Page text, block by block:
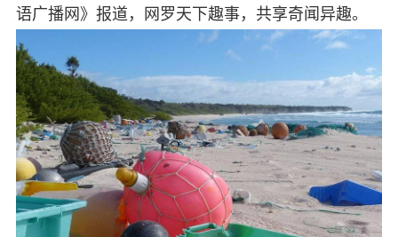
语广播网》报道，网罗天下趣事，共享奇闻异趣。